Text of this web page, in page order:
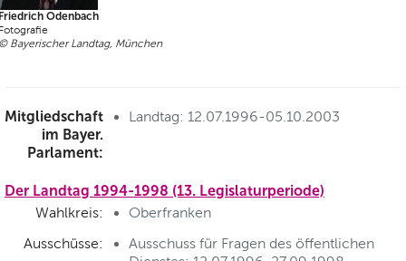
Odenbach
Bayerischer Landtag, München
Mitgliedschaft
im Bayer.
Parlament:
Landtag: 12.07.1996-05.10.2003
Der Landtag 1994-1998 (13. Legislaturperiode)
Wahlkreis:
Oberfranken
Ausschüsse:
Ausschuss für Fragen des öffentlichen